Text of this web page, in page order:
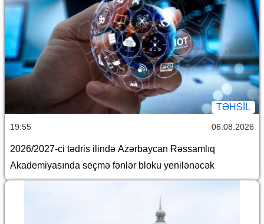
TƏHSIL
19:55 06.08.2026
2026/2027-ci tədris ilində Azərbaycan Rəssamlıq
Akademiyasında seçmə fənlər bloku yenilənəcək